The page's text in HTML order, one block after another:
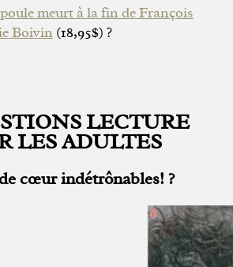
meurt à la fin de François
Boivin (18,95$) ?
LECTURE
LES ADULTES
cœur indétrônables! ?